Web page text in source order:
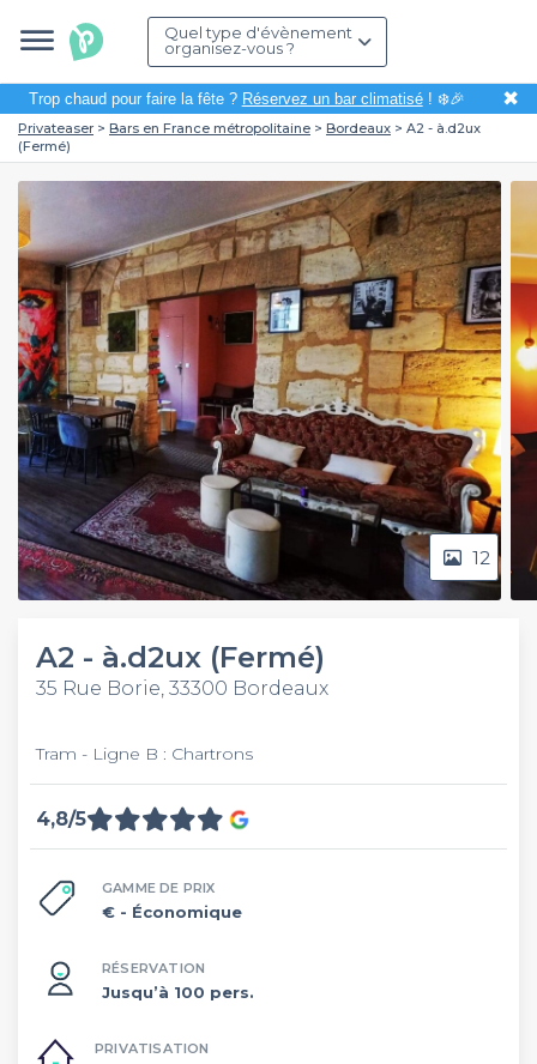
Quel type d'évènement
organisez-vous ?
Trop chaud pour faire la fête ? Réservez un bar climatisé! ❄️🎉 ✖
Privateaser Bars en France métropolitaine Bordeaux
A2 - à.d2ux
(Fermé)
12
A2 - à.d2ux (Fermé)
35 Rue Borie, 33300 Bordeaux
Tram - Ligne B : Chartrons
4,8/5
GAMME DE PRIX
€ - Économique
RÉSERVATION
Jusqu’à 100 pers.
PRIVATISATION